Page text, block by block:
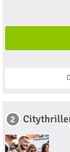
2